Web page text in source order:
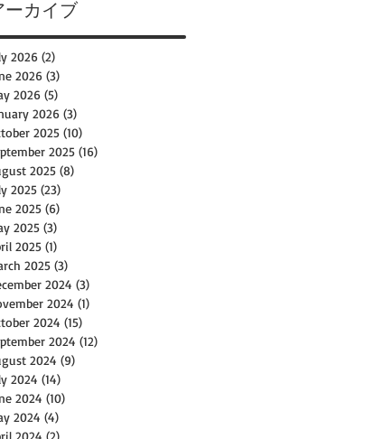
ーカイブ
2026 (2)
2026 (3)
2026 (5)
2026 (3)
2025 (10)
2025 (16)
2025 (8)
2025 (23)
2025 (6)
2025 (3)
2025 (1)
2025 (3)
2024 (3)
2024 (1)
2024 (15)
2024 (12)
2024 (9)
2024 (14)
2024 (10)
2024 (4)
2024 (2)